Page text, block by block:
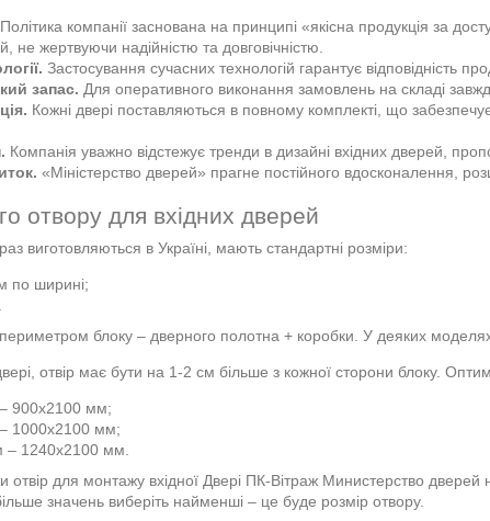
Політика компанії заснована на принципі «якісна продукція за
не жертвуючи надійністю та довговічністю.
Застосування сучасних технологій гарантує відповідність
запас. Для оперативного виконання замовлень на складі
Кожні двері поставляються в повному комплекті, що
Компанія уважно відстежує тренди в дизайні вхідних дверей,
«Міністерство дверей» прагне постійного вдосконалення,
отвору для вхідних дверей
виготовляються в Україні, мають стандартні розміри:
по ширині;
блоку – дверного полотна + коробки. У деяких
отвір має бути на 1-2 см більше з кожної сторони блоку.
900х2100 мм;
1000х2100 мм;
– 1240х2100 мм.
отвір для монтажу вхідної Двері ПК-Вітраж Министерство
значень виберіть найменші – це буде розмір отвору.